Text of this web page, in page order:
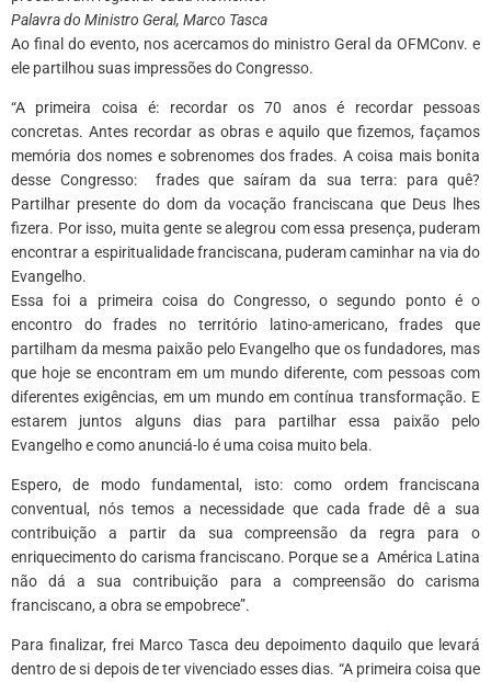
Palavra do Ministro Geral, Marco Tasca
Ao final do evento, nos acercamos do ministro Geral da OFMConv. e
ele partilhou suas impressões do Congresso.
“A primeira coisa é: recordar os 70 anos é recordar pessoas
concretas. Antes recordar as obras e aquilo que fizemos, façamos
memória dos nomes e sobrenomes dos frades. A coisa mais bonita
desse Congresso: frades que saíram da sua terra: para quê?
Partilhar presente do dom da vocação franciscana que Deus lhes
fizera. Por isso, muita gente se alegrou com essa presença, puderam
encontrar a espiritualidade franciscana, puderam caminhar na via do
Evangelho.
Essa foi a primeira coisa do Congresso, o segundo ponto é o
encontro do frades no território latino-americano, frades que
partilham da mesma paixão pelo Evangelho que os fundadores, mas
que hoje se encontram em um mundo diferente, com pessoas com
diferentes exigências, em um mundo em contínua transformação. E
estarem juntos alguns dias para partilhar essa paixão pelo
Evangelho e como anunciá-lo é uma coisa muito bela.
Espero, de modo fundamental, isto: como ordem franciscana
conventual, nós temos a necessidade que cada frade dê a sua
contribuição a partir da sua compreensão da regra para o
enriquecimento do carisma franciscano. Porque se a América Latina
não dá a sua contribuição para a compreensão do carisma
franciscano, a obra se empobrece”.
Para finalizar, frei Marco Tasca deu depoimento daquilo que levará
dentro de si depois de ter vivenciado esses dias. “A primeira coisa que